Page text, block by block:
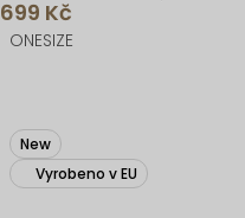
699 Kč
ONESIZE
New
Vyrobeno v EU